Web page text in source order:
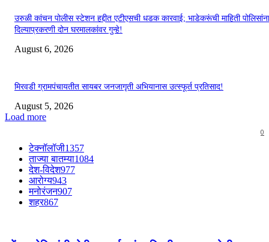
उरुळी कांचन पोलीस स्टेशन हद्दीत एटीएसची धडक कारवाई; भाडेकरूंची माहिती
दिल्याप्रकरणी दोन घरमालकांवर गुन्हे!
August 6, 2026
मिरवडी ग्रामपंचायतीत सायबर जनजागृती अभियानास उत्स्फूर्त प्रतिसाद!
August 5, 2026
Load more
0
टेक्नॉलॉजी1357
ताज्या बातम्या1084
देश-विदेश977
आरोग्य943
मनोरंजन907
शहर867